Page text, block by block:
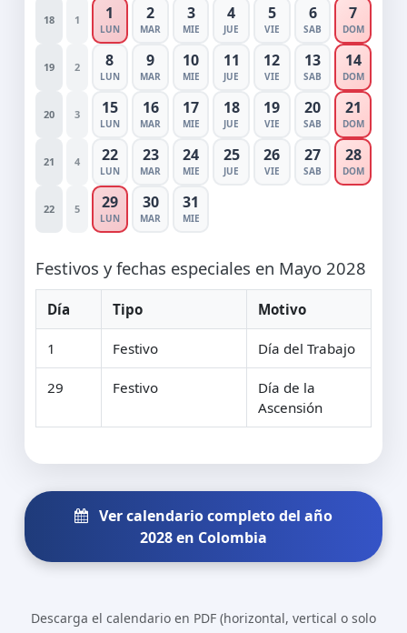
18 1 1
LUN
2
MAR
3
MIE
4
JUE
5
VIE
6
SAB
7
DOM
19 2 8
LUN
9
MAR
10
MIE
11
JUE
12
VIE
13
SAB
14
DOM
20 3 15
LUN
16
MAR
17
MIE
18
JUE
19
VIE
20
SAB
21
DOM
21 4 22
LUN
23
MAR
24
MIE
25
JUE
26
VIE
27
SAB
28
DOM
22 5 29
LUN
30
MAR
31
MIE
Festivos y fechas especiales en Mayo 2028
Día Tipo Motivo
1 Festivo Día del Trabajo
29 Festivo
Día de la
Ascensión
Ver calendario completo del año
2028 en Colombia
Descarga el calendario en PDF (horizontal, vertical o solo